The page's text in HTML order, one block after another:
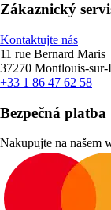
Zákaznický
Kontaktujte nás
11 rue Bernard Maris
37270 Montlouis-
+33 1 86 47 62 58
Bezpečná platba
Nakupujte na našem